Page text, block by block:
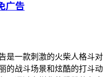
广告
是一款刺激的火柴人格斗对
的战斗场景和炫酷的打斗动